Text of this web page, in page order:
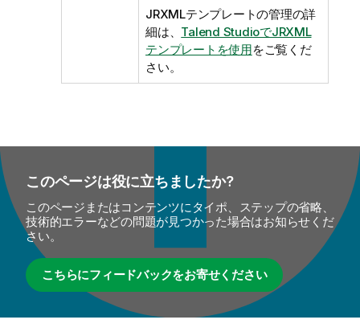
JRXMLテンプレートの管理の詳
細は、 Talend StudioでJRXML
テンプレートを使用をご覧くだ
さい。
このページは役に立ちましたか?
このページまたはコンテンツにタイポ、ステップの省略、
技術的エラーなどの問題が見つかった場合はお知らせくだ
さい。
こちらにフィードバックをお寄せください